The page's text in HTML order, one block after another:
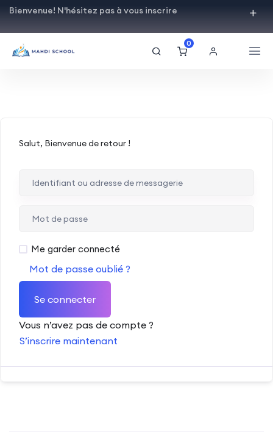
Bienvenue! N'hésitez pas à vous inscrire
0
Salut, Bienvenue de retour !
Me garder connecté
Mot de passe oublié ?
Se connecter
Vous n’avez pas de compte ?
S’inscrire maintenant